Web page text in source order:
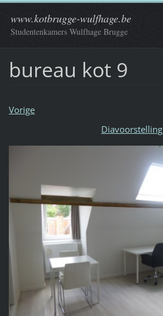
www.kotbrugge-wulfhage.be
Studentenkamers Wulfhage Brugge
bureau kot 9
Vorige
Diavoorstelling